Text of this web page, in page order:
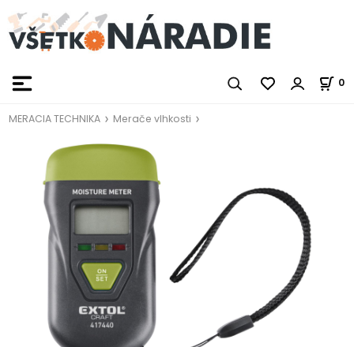
0
MERACIA TECHNIKA Merače vlhkosti